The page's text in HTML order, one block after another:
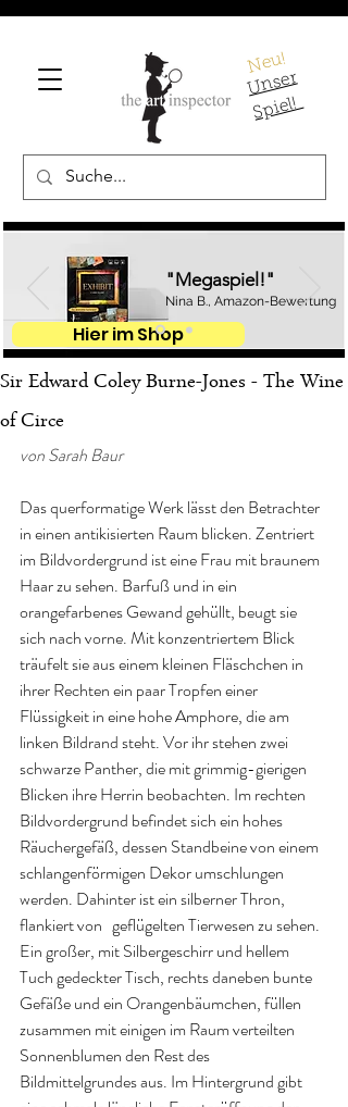
Neu!
U
ns
er
S
pi
el!
"Megaspiel!"
Nina B., Amazon-Bewertung
Hier im Shop
Sir Edward Coley Burne-Jones - The Wine
of Circe
von Sarah Baur
Das querformatige Werk lässt den Betrachter
in einen antikisierten Raum blicken. Zentriert
im Bildvordergrund ist eine Frau mit braunem
Haar zu sehen. Barfuß und in ein
orangefarbenes Gewand gehüllt, beugt sie
sich nach vorne. Mit konzentriertem Blick
träufelt sie aus einem kleinen Fläschchen in
ihrer Rechten ein paar Tropfen einer
Flüssigkeit in eine hohe Amphore, die am
linken Bildrand steht. Vor ihr stehen zwei
schwarze Panther, die mit grimmig-gierigen
Blicken ihre Herrin beobachten. Im rechten
Bildvordergrund befindet sich ein hohes
Räuchergefäß, dessen Standbeine von einem
schlangenförmigen Dekor umschlungen
werden. Dahinter ist ein silberner Thron,
flankiert von   geflügelten Tierwesen zu sehen.
Ein großer, mit Silbergeschirr und hellem
Tuch gedeckter Tisch, rechts daneben bunte
Gefäße und ein Orangenbäumchen, füllen
zusammen mit einigen im Raum verteilten
Sonnenblumen den Rest des
Bildmittelgrundes aus. Im Hintergrund gibt